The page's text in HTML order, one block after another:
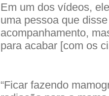
Em um dos vídeos,
uma pessoa que
acompanhamento,
para acabar [com os
“Ficar fazendo